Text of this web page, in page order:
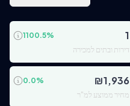
1
1100.5%
דירות ובתים למכירה
₪1,936
0.0%
מחיר ממוצע למ"ר